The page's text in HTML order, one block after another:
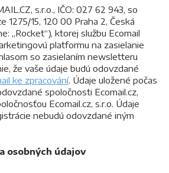
s.r.o., IČO: 027 62 943, so
1275/15, 120 00 Praha 2, Česká
„Rocket“), ktorej službu Ecomail
platformu na zasielanie
so zasielaním newsletteru
že vaše údaje budú odovzdané
ke zpracování. Údaje uložené počas
spoločnosti Ecomail.cz,
Ecomail.cz, s.r.o. Údaje
nebudú odovzdané iným
osobných údajov